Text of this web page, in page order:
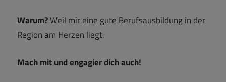
Warum?Weil mir eine gute Berufsausbildung in der
Region am Herzen liegt.
Mach mit und engagier dich auch!